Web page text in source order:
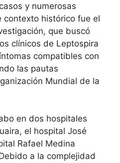
y numerosas
contexto histórico fue el
que buscó
clínicos de Leptospira
compatibles con
las pautas
Mundial de la
en dos hospitales
el hospital José
Rafael Medina
a la complejidad